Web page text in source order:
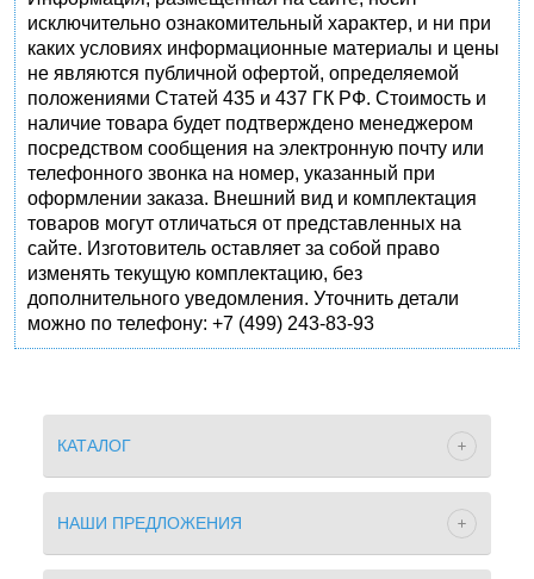
исключительно ознакомительный характер, и ни при
каких условиях информационные материалы и цены
не являются публичной офертой, определяемой
положениями Статей 435 и 437 ГК РФ. Стоимость и
наличие товара будет подтверждено менеджером
посредством сообщения на электронную почту или
телефонного звонка на номер, указанный при
оформлении заказа. Внешний вид и комплектация
товаров могут отличаться от представленных на
сайте. Изготовитель оставляет за собой право
изменять текущую комплектацию, без
дополнительного уведомления. Уточнить детали
можно по телефону: +7 (499) 243-83-93
КАТАЛОГ
НАШИ ПРЕДЛОЖЕНИЯ